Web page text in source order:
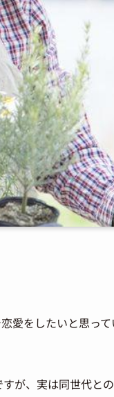
をしたいと思って
が、実は同世代と